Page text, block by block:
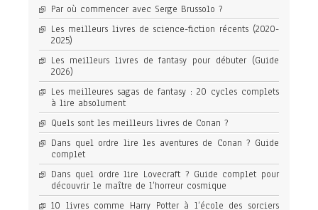
Par où commencer avec Serge Brussolo ?
Les meilleurs livres de science-fiction récents (2020-
2025)
Les meilleurs livres de fantasy pour débuter (Guide
2026)
Les meilleures sagas de fantasy : 20 cycles complets
à lire absolument
Quels sont les meilleurs livres de Conan ?
Dans quel ordre lire les aventures de Conan ? Guide
complet
Dans quel ordre lire Lovecraft ? Guide complet pour
découvrir le maître de l’horreur cosmique
10 livres comme Harry Potter à l’école des sorciers